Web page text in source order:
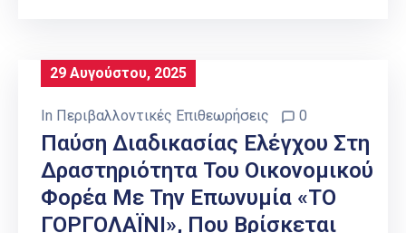
29 Αυγούστου, 2025
In Περιβαλλοντικές Επιθεωρήσεις 0
Παύση Διαδικασίας Ελέγχου Στη
Δραστηριότητα Του Οικονομικού
Φορέα Με Την Επωνυμία «ΤΟ
ΓΟΡΓΟΛΑΪΝΙ», Που Βρίσκεται